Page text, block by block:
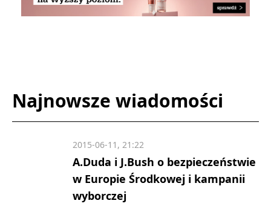
Najnowsze wiadomości
A.Duda i J.Bush o bezpieczeństwie
w Europie Środkowej i kampanii
wyborczej
2015-06-11, 21:22